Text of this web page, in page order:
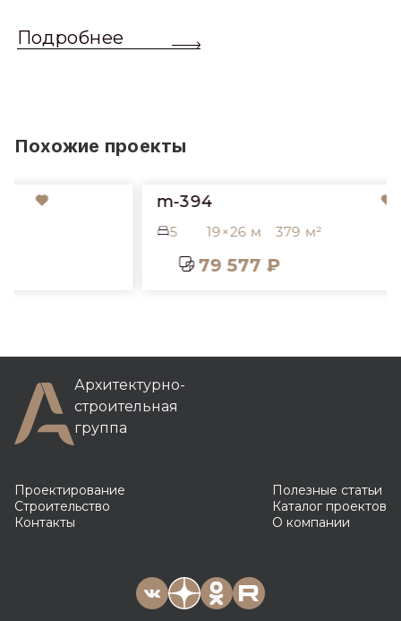
обычный одинарный кирпич. Размер блоков различен
Подробнее
Похожие проекты
19×26 м 379 м²
79 577 ₽
Архитектурно-
строительная
группа
Проектирование
Строительство
Контакты
Полезные статьи
Каталог проектов
О компании